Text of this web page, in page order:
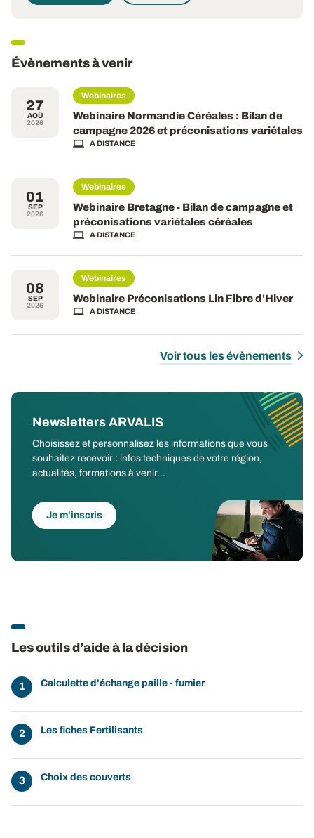
Évènements à venir
27
AOÛ
2026
Webinaires
Webinaire Normandie Céréales : Bilan de
campagne 2026 et préconisations variétales
A DISTANCE
01
SEP
2026
Webinaires
Webinaire Bretagne - Bilan de campagne et
préconisations variétales céréales
A DISTANCE
08
SEP
2026
Webinaires
Webinaire Préconisations Lin Fibre d'Hiver
A DISTANCE
Voir tous les évènements
Newsletters ARVALIS
Choisissez et personnalisez les informations que vous
souhaitez recevoir : infos techniques de votre région,
actualités, formations à venir...
Je m'inscris
Les outils d’aide à la décision
Calculette d'échange paille - fumier
Les fiches Fertilisants
Choix des couverts